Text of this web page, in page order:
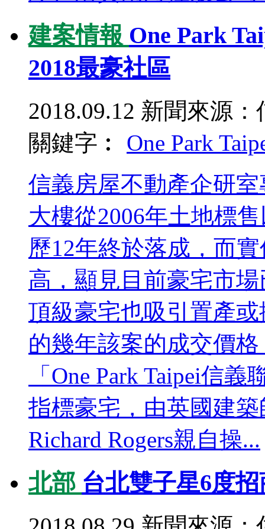
建案情報 One Park
2018最豪社區
2018.09.12 新聞來源：
關鍵字︰ One Park
信義房屋不動產企研
大樓從2006年土地標
歷12年終於落成，而
高，顯見目前豪宅市
頂級豪宅也吸引置產
的幾年該案的成交價
「One Park Taipei信
指標豪宅，由英國建
Richard Rogers親自操...
北部 台北雙子星6度